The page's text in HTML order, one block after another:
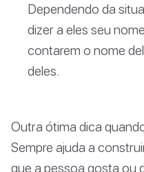
Dependendo da
dizer a eles seu
contarem o nome
deles.
Outra ótima dica
Sempre ajuda a
que a pessoa gosta ou